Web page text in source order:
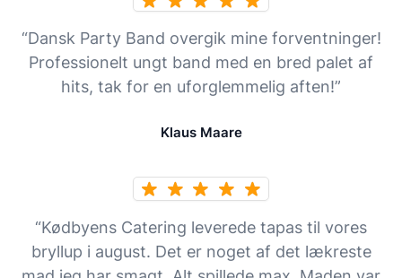
“Dansk Party Band overgik mine forventninger!
Professionelt ungt band med en bred palet af
hits, tak for en uforglemmelig aften!”
Klaus Maare
“Kødbyens Catering leverede tapas til vores
bryllup i august. Det er noget af det lækreste